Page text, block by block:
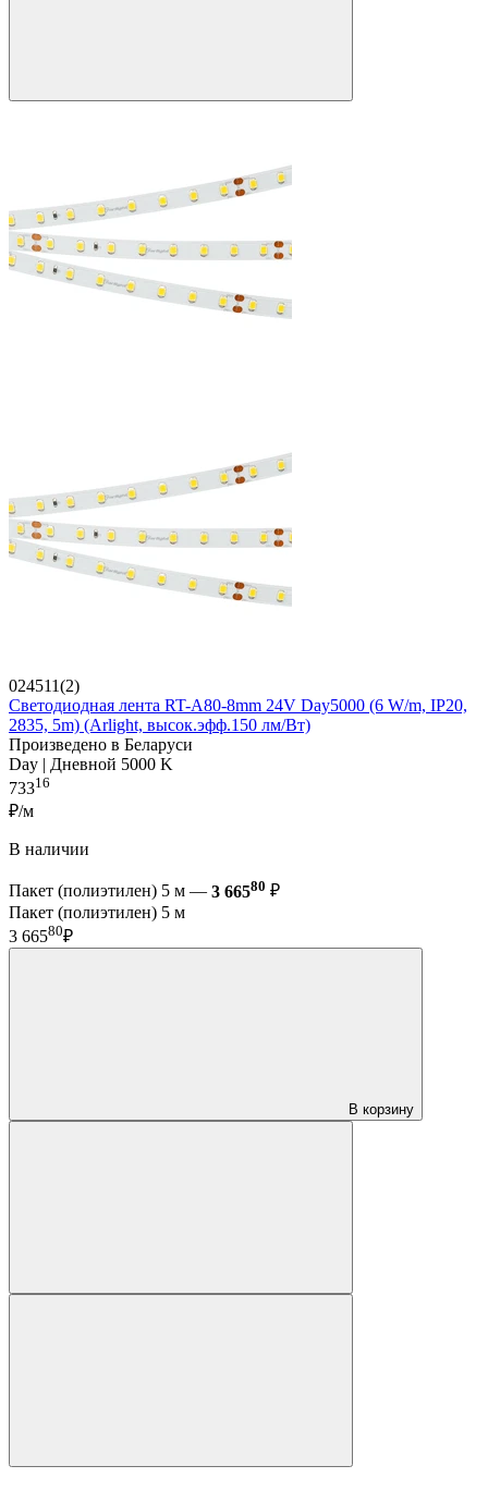
024511(2)
Светодиодная лента RT-A80-8mm 24V Day5000 (6 W/m, IP20,
2835, 5m) (Arlight, высок.эфф.150 лм/Вт)
Произведено в Беларуси
Day | Дневной 5000 K
73316
₽/м
В наличии
Пакет (полиэтилен) 5 м — 3 66580 ₽
Пакет (полиэтилен) 5 м
3 66580₽
В корзину